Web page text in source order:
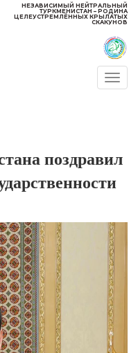
НЕЗАВИСИМЫЙ НЕЙТРАЛЬНЫЙ
ТУРКМЕНИСТАН – РОДИНА
ЦЕЛЕУСТРЕМЛЁННЫХ КРЫЛАТЫХ
СКАКУНОВ
поздравил